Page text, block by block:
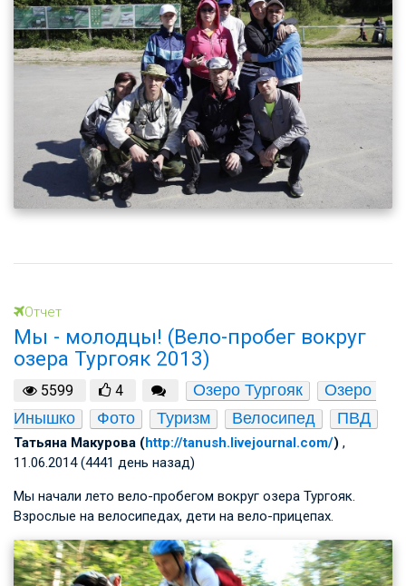
Отчет
Мы - молодцы! (Вело-пробег вокруг
озера Тургояк 2013)
5599 4 Озеро Тургояк
Озеро
Инышко
Фото Туризм Велосипед ПВД
Татьяна Макурова (http://tanush.livejournal.com/) ,
11.06.2014 (4441 день назад)
Мы начали лето вело-пробегом вокруг озера Тургояк.
Взрослые на велосипедах, дети на вело-прицепах.